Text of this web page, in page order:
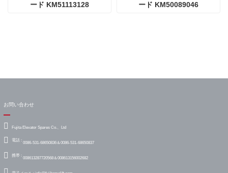
ード KM51113128
ード KM50089046
お問い合わせ
Fujita Elevator Spares Co.、Ltd
電話 : 0086-531-68650836＆0086-531-68650837
携帯 : 008613287720568＆008613156002682